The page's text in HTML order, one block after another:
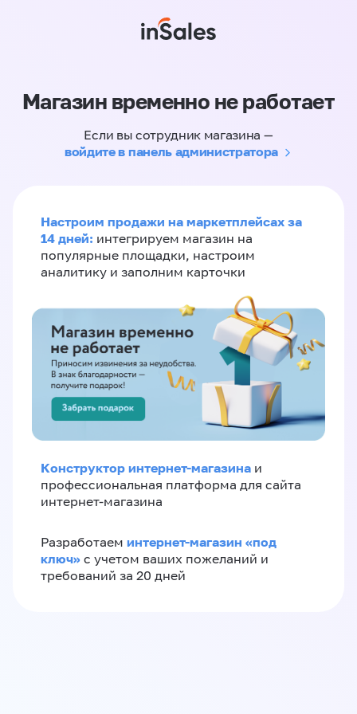
Магазин временно не работает
Если вы сотрудник магазина —
войдите в панель администратора
Настроим продажи на маркетплейсах за
14 дней: интегрируем магазин на
популярные площадки, настроим
аналитику и заполним карточки
Конструктор интернет-магазина и
профессиональная платформа для сайта
интернет-магазина
Разработаем интернет-магазин «‎под
ключ»‎ с учетом ваших пожеланий и
требований за 20 дней